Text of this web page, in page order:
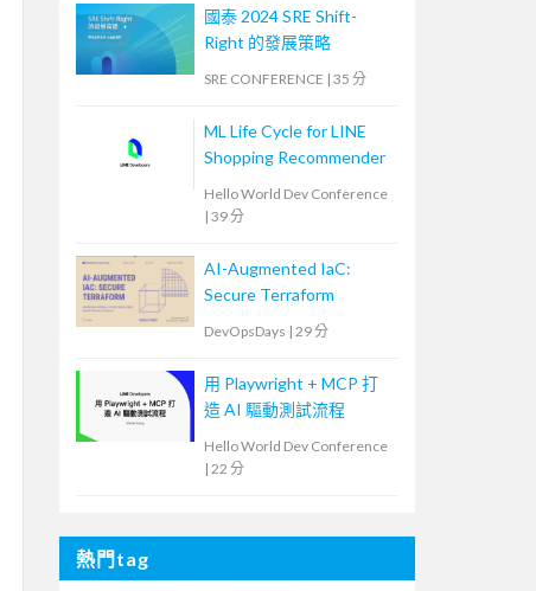
國泰 2024 SRE Shift-
Right 的發展策略
SRE CONFERENCE | 35 分
ML Life Cycle for LINE
Shopping Recommender
Hello World Dev Conference
| 39 分
AI-Augmented IaC:
Secure Terraform
DevOpsDays | 29 分
用 Playwright + MCP 打
造 AI 驅動測試流程
Hello World Dev Conference
| 22 分
熱門tag